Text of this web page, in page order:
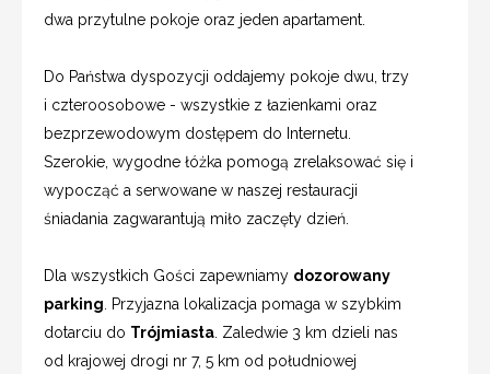
dwa przytulne pokoje oraz jeden apartament.
Do Państwa dyspozycji oddajemy pokoje dwu, trzy
i czteroosobowe - wszystkie z łazienkami oraz
bezprzewodowym dostępem do Internetu.
Szerokie, wygodne łóżka pomogą zrelaksować się i
wypocząć a serwowane w naszej restauracji
śniadania zagwarantują miło zaczęty dzień.
Dla wszystkich Gości zapewniamy dozorowany
parking . Przyjazna lokalizacja pomaga w szybkim
dotarciu do Trójmiasta . Zaledwie 3 km dzieli nas
od krajowej drogi nr 7, 5 km od południowej